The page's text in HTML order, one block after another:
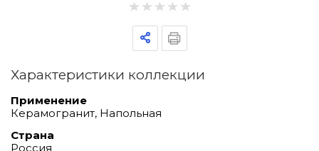
Характеристики коллекции
Применение
Керамогранит, Напольная
Страна
Россия